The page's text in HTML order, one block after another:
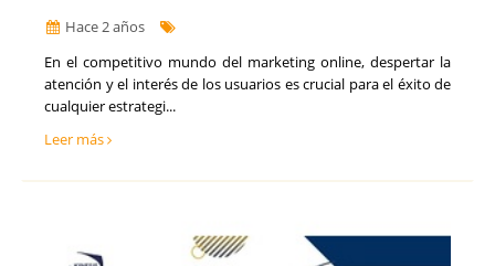
Hace 2 años
​En el competitivo mundo del marketing online, despertar la
atención y el interés de los usuarios es crucial para el éxito de
cualquier estrategi...
Leer más